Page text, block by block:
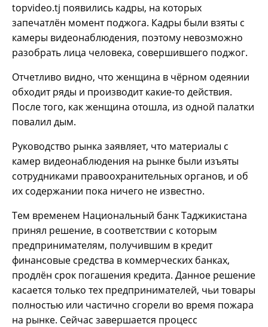
topvideo.tj появились кадры, на которых
запечатлён момент поджога. Кадры были взяты с
камеры видеонаблюдения, поэтому невозможно
разобрать лица человека, совершившего поджог.
Отчетливо видно, что женщина в чёрном одеянии
обходит ряды и производит какие-то действия.
После того, как женщина отошла, из одной палатки
повалил дым.
Руководство рынка заявляет, что материалы с
камер видеонаблюдения на рынке были изъяты
сотрудниками правоохранительных органов, и об
их содержании пока ничего не известно.
Тем временем Национальный банк Таджикистана
принял решение, в соответствии с которым
предпринимателям, получившим в кредит
финансовые средства в коммерческих банках,
продлён срок погашения кредита. Данное решение
касается только тех предпринимателей, чьи товары
полностью или частично сгорели во время пожара
на рынке. Сейчас завершается процесс